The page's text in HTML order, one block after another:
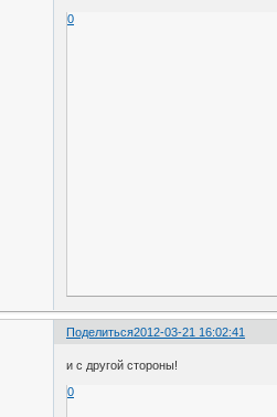
0
Поделиться2012-03-21 16:02:41
и с другой стороны!
0